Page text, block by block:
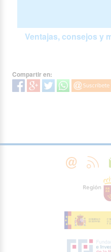
Ventajas, consejos y
Compartir en: